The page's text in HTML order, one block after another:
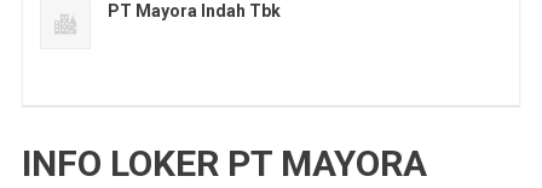
PT Mayora Indah Tbk
INFO LOKER PT MAYORA